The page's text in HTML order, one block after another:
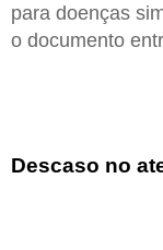
para doenças
o documento
Descaso no